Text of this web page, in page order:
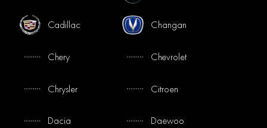
Cadillac Changan
Chery Chevrolet
Chrysler Citroen
Dacia Daewoo